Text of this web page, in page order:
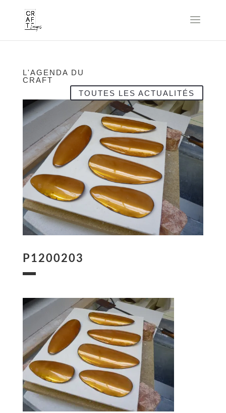
L'AGENDA DU
CRAFT
TOUTES LES ACTUALITÉS
P1200203